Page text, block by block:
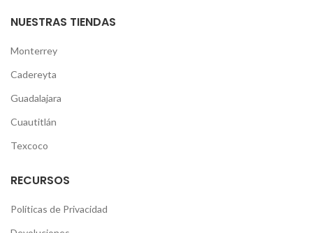
NUESTRAS TIENDAS
Monterrey
Cadereyta
Guadalajara
Cuautitlán
Texcoco
RECURSOS
Políticas de Privacidad